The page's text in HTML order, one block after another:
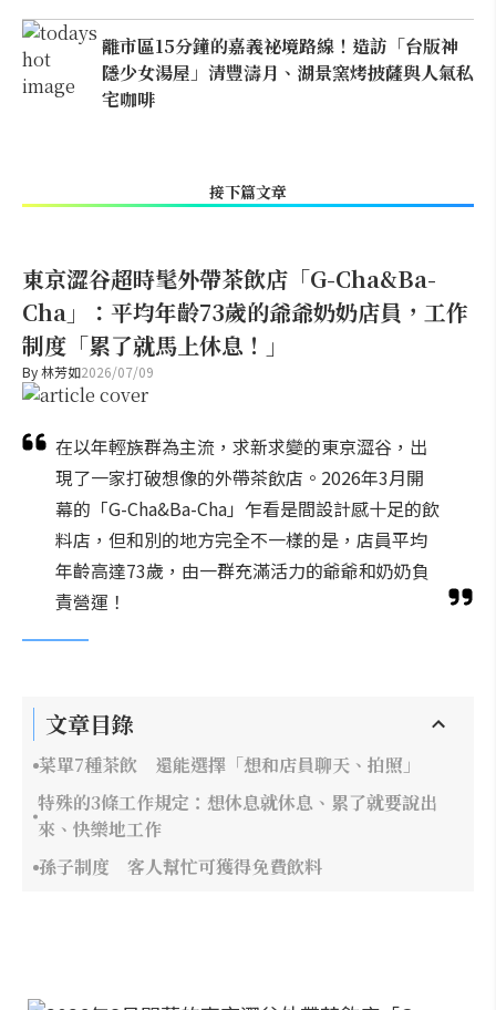
離市區15分鐘的嘉義祕境路線！造訪「台版神
隱少女湯屋」清豐濤月、湖景窯烤披薩與人氣私
宅咖啡
接下篇文章
東京澀谷超時髦外帶茶飲店「G-Cha&Ba-
Cha」：平均年齡73歲的爺爺奶奶店員，工作
制度「累了就馬上休息！」
By林芳如2026/07/09
在以年輕族群為主流，求新求變的東京澀谷，出
現了一家打破想像的外帶茶飲店。2026年3月開
幕的「G-Cha&Ba-Cha」乍看是間設計感十足的飲
料店，但和別的地方完全不一樣的是，店員平均
年齡高達73歲，由一群充滿活力的爺爺和奶奶負
責營運！
文章目錄
菜單7種茶飲 還能選擇「想和店員聊天、拍照」
特殊的3條工作規定：想休息就休息、累了就要說出
來、快樂地工作
孫子制度 客人幫忙可獲得免費飲料